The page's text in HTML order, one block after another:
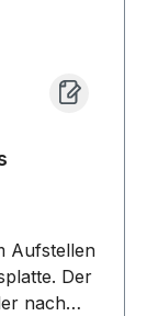
Aufstellen
Der
nach